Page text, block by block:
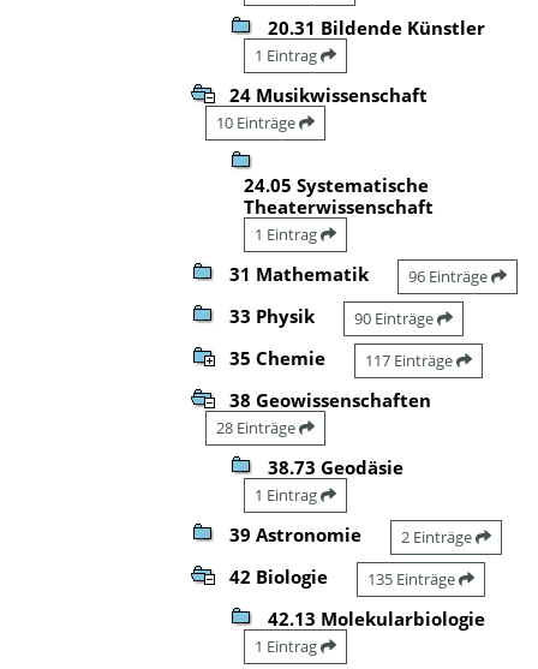
20.31 Bildende Künstler
1 Eintrag
24 Musikwissenschaft
10 Einträge
24.05 Systematische
Theaterwissenschaft
1 Eintrag
31 Mathematik 96 Einträge
33 Physik 90 Einträge
35 Chemie 117 Einträge
38 Geowissenschaften
28 Einträge
38.73 Geodäsie
1 Eintrag
39 Astronomie 2 Einträge
42 Biologie 135 Einträge
42.13 Molekularbiologie
1 Eintrag